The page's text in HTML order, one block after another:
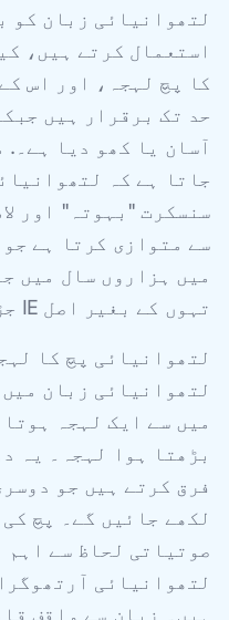
لتھوانیائی زبان کو
استعمال کرتے ہیں،
کا پچ لہجہ، اور اس
حد تک برقرار ہیں
آسان یا کھو دیا ہے۔.
جاتا ہے کہ
سنسکرت "بہوتہ" اور
سے متوازی کرتا ہے
میں ہزاروں سال میں
تہوں کے بغیر اصل IE جڑ کو ظاہر کرتا ہے۔.
لتھوانیائی پچ کا
لتھوانیائی زبان
میں سے ایک لہجہ
بڑھتا ہوا لہجہ۔ یہ
فرق کرتے ہیں جو
لکھے جائیں گے۔ پچ
صوتیاتی لحاظ سے
لتھوانیائی
ہیں۔ زبان سے واقف